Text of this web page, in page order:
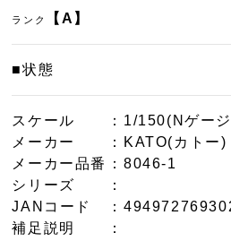
ランク 【A】
■状態
スケール
：1/150(Nゲー
メーカー
：KATO(カトー)
メーカー品番
：8046-1
シリーズ
：
JANコード
：
補足説明
：